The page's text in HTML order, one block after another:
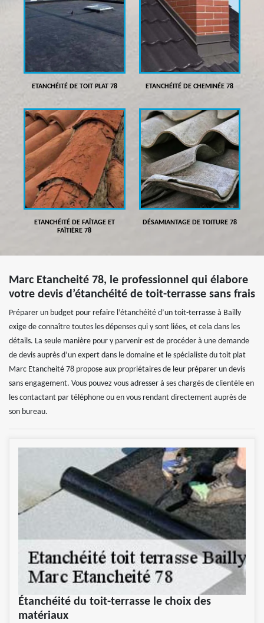
ETANCHÉITÉ DE TOIT PLAT 78 ETANCHÉITÉ DE CHEMINÉE 78
ETANCHÉITÉ DE FAÎTAGE ET
FAÎTIÈRE 78
DÉSAMIANTAGE DE TOITURE 78
Marc Etancheité 78, le professionnel qui élabore
votre devis d’étanchéité de toit-terrasse sans frais
Préparer un budget pour refaire l’étanchéité d’un toit-terrasse à Bailly
exige de connaître toutes les dépenses qui y sont liées, et cela dans les
détails. La seule manière pour y parvenir est de procéder à une demande
de devis auprès d’un expert dans le domaine et le spécialiste du toit plat
Marc Etancheité 78 propose aux propriétaires de leur préparer un devis
sans engagement. Vous pouvez vous adresser à ses chargés de clientèle en
les contactant par téléphone ou en vous rendant directement auprès de
son bureau.
Étanchéité du toit-terrasse le choix des
matériaux